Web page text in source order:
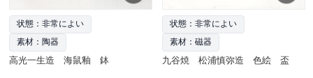
状態：非常によい
素材：陶器
高光一生造 海鼠釉 鉢
状態：非常によい
素材：磁器
九谷焼 松浦慎弥造 色絵 盃